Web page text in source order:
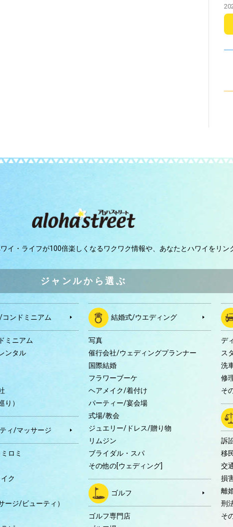
イ・ライフが100倍楽しくなるワクワク情報や、 あなたとハワイをリン
ジャンルから選ぶ
コンドミニアム
ミニアム
ンタル
り）
ィ/マッサージ
ロミ
ク
ージ/ビューティ）
結婚式/ウエディング
写真
催行会社/ウェディングプランナー
国際結婚
フラワーブーケ
ヘアメイク/着付け
パーティー/宴会場
式場/教会
ジュエリー/ドレス/贈り物
リムジン
ブライダル・スパ
その他の[ウェディング]
ゴルフ
ゴルフ専門店
デ
ス
洗
修
そ
訴
移
交
損
離
刑
そ